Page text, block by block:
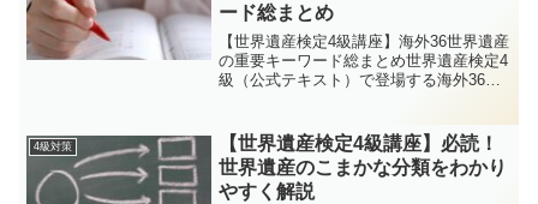
ード総まとめ
【世界遺産検定4級講座】海外36世界遺産
の重要キーワード総まとめ世界遺産検定4
級（公式テキスト）で登場する海外36か
暗記。細かい年代や全ての構成資産を覚
えるよりも、写真...
4級対策
【世界遺産検定4級講座】必読！
世界遺産のこまかな分類をわかり
やすく解説